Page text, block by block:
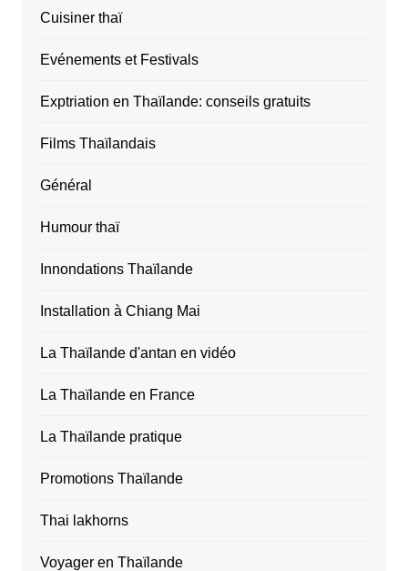
Cuisiner thaï
Evénements et Festivals
Exptriation en Thaïlande: conseils gratuits
Films Thaïlandais
Général
Humour thaï
Innondations Thaïlande
Installation à Chiang Mai
La Thaïlande d'antan en vidéo
La Thaïlande en France
La Thaïlande pratique
Promotions Thaïlande
Thai lakhorns
Voyager en Thaïlande